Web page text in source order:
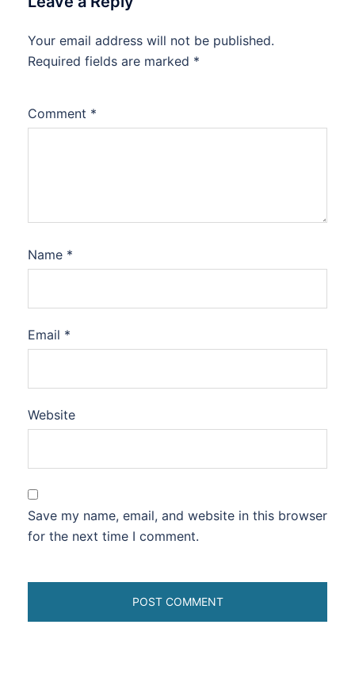
Your email address will not be published.
Required fields are marked *
Comment *
Name *
Email *
Website
Save my name, email, and website in this browser
for the next time I comment.